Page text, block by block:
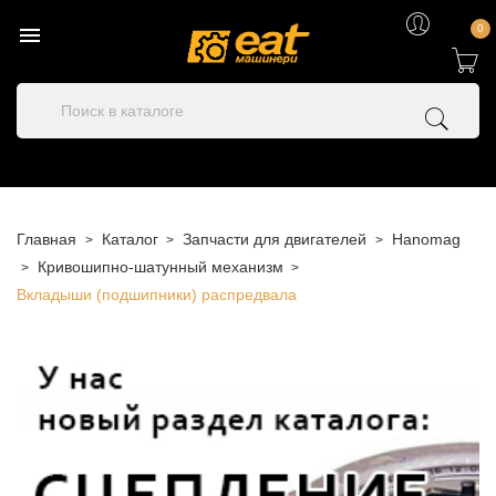
 0
Главная Каталог Запчасти для двигателей
Hanomag
Кривошипно-шатунный механизм
Вкладыши (подшипники) распредвала